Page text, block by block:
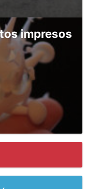
impresos